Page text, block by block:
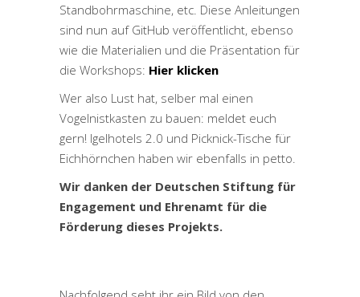
Standbohrmaschine, etc. Diese Anleitungen
sind nun auf GitHub veröffentlicht, ebenso
wie die Materialien und die Präsentation für
die Workshops: Hier klicken
Wer also Lust hat, selber mal einen
Vogelnistkasten zu bauen: meldet euch
gern! Igelhotels 2.0 und Picknick-Tische für
Eichhörnchen haben wir ebenfalls in petto.
Wir danken der Deutschen Stiftung für
Engagement und Ehrenamt für die
Förderung dieses Projekts.